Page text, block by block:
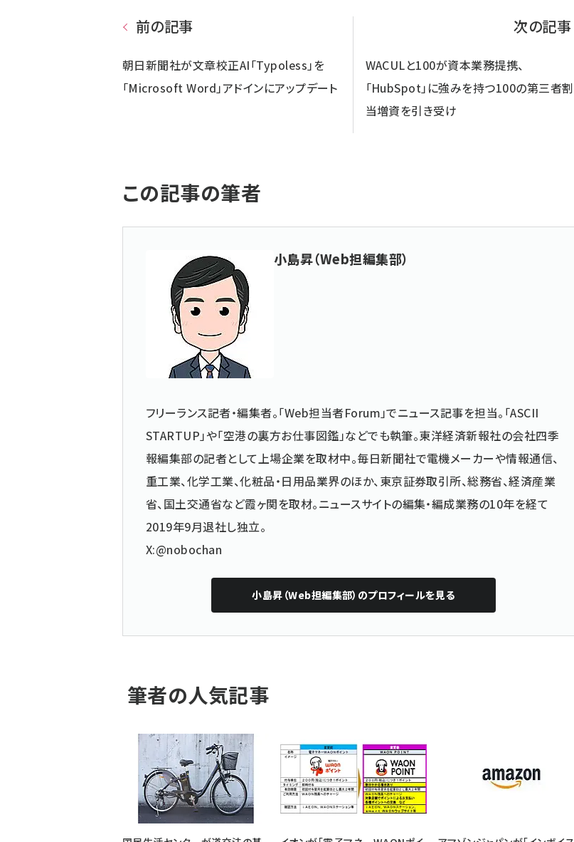
前の記事
朝日新聞社が文章校正AI「Typoless」を
「Microsoft Word」アドインにアップデート
次の記事
WACULと100が資本業務提携、
「HubSpot」に強みを持つ100の第三者割
当増資を引き受け
この記事の筆者
小島昇（Web担編集部）
フリーランス記者・編集者。「Web担当者Forum」でニュース記事を担当。「ASCII
STARTUP」や「空港の裏方お仕事図鑑」などでも執筆。東洋経済新報社の会社四季
報編集部の記者として上場企業を取材中。毎日新聞社で電機メーカーや情報通信、
重工業、化学工業、化粧品・日用品業界のほか、東京証券取引所、総務省、経済産業
省、国土交通省など霞ヶ関を取材。ニュースサイトの編集・編成業務の10年を経て
2019年9月退社し独立。
X:@nobochan
小島昇（Web担編集部） のプロフィールを見る
筆者の人気記事